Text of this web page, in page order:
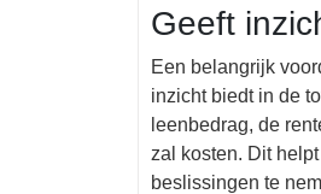
Geeft
Een belangrijk
inzicht biedt in de
leenbedrag, de
zal kosten. Dit
beslissingen te